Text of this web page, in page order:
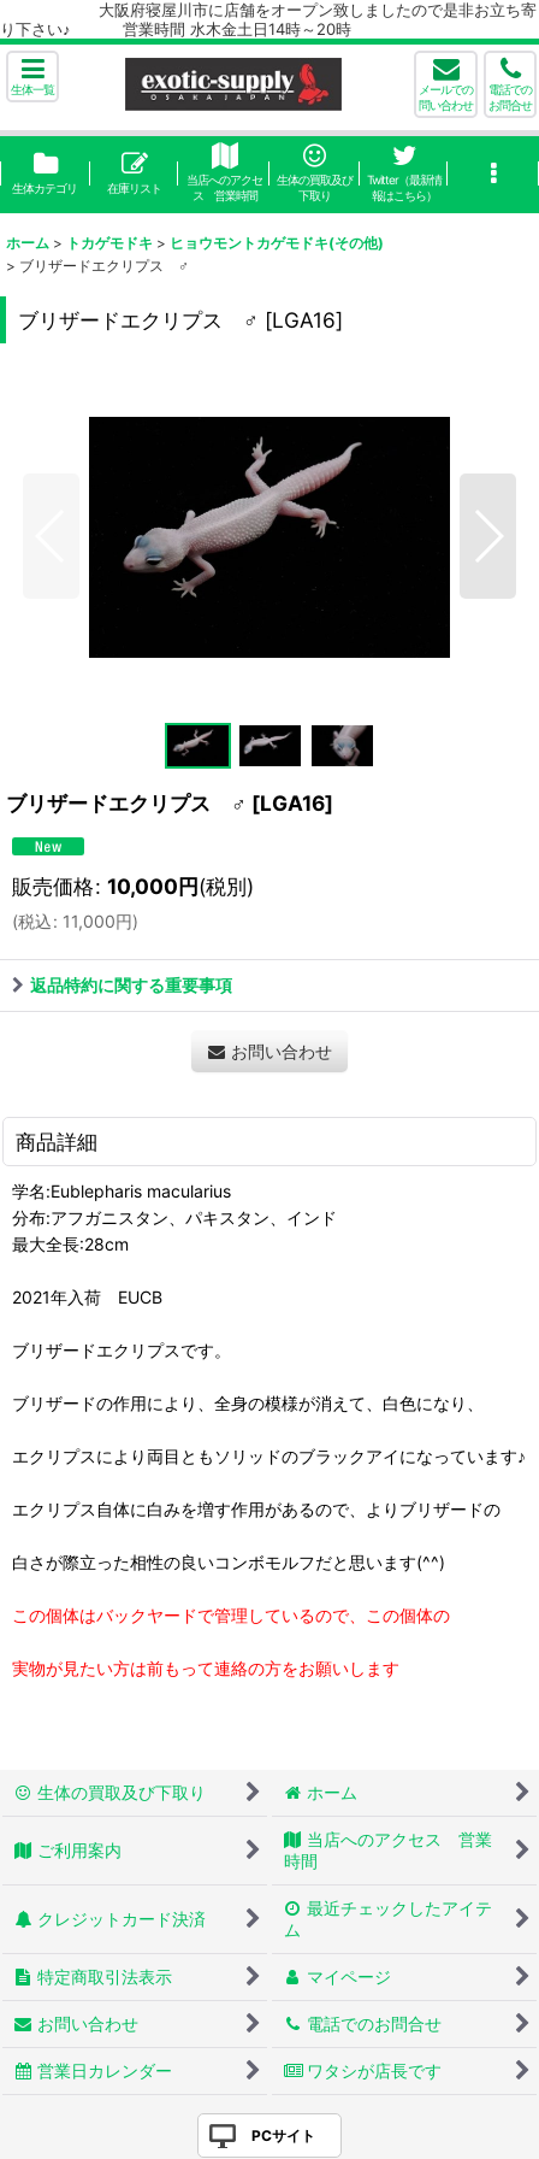
大阪府寝屋川市に店舗をオープン致しましたので是非お立ち寄
り下さい♪ 営業時間 水木金土日14時～20時
生体一覧
メールでの
問い合わせ
電話での
お問合せ
生体カテゴリ 在庫リスト
当店へのアクセ
ス 営業時間
生体の買取及び
下取り
Twitter（最新情
報はこちら）
ホーム > トカゲモドキ > ヒョウモントカゲモドキ(その他)
> ブリザードエクリプス ♂
ブリザードエクリプス ♂ [LGA16]
ブリザードエクリプス ♂ [LGA16]
販売価格: 10,000円(税別)
(税込: 11,000円)
返品特約に関する重要事項
お問い合わせ
商品詳細
学名:Eublepharis macularius
分布:アフガニスタン、パキスタン、インド
最大全長:28cm
2021年入荷 EUCB
ブリザードエクリプスです。
ブリザードの作用により、全身の模様が消えて、白色になり、
エクリプスにより両目ともソリッドのブラックアイになっています♪
エクリプス自体に白みを増す作用があるので、よりブリザードの
白さが際立った相性の良いコンボモルフだと思います(^^)
この個体はバックヤードで管理しているので、この個体の
実物が見たい方は前もって連絡の方をお願いします
生体の買取及び下取り ホーム
ご利用案内
当店へのアクセス 営業
時間
クレジットカード決済
最近チェックしたアイテ
ム
特定商取引法表示 マイページ
お問い合わせ 電話でのお問合せ
営業日カレンダー ワタシが店長です
PCサイト